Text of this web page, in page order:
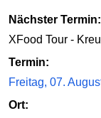
Nächster Termin:
XFood Tour -
Termin:
Freitag, 07.
Ort: